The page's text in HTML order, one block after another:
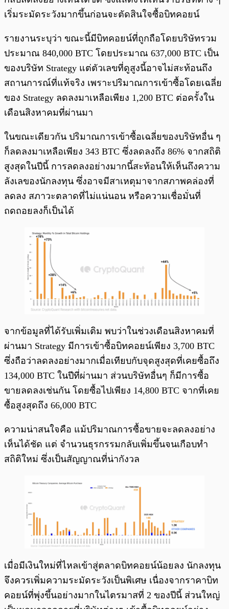
เริ่มระมัดระวังมากขึ้นก่อนจะตัดสินใจซื้อบิทคอยน์
รายงานระบุว่า ขณะนี้มีบิทคอยน์ที่ถูกถือโดยบริษัทรวม
ประมาณ 840,000 BTC โดยประมาณ 637,000 BTC เป็น
ของบริษัท Strategy แต่ตัวเลขที่ดูสูงนี้อาจไม่สะท้อนถึง
สถานการณ์ที่แท้จริง เพราะปริมาณการเข้าซื้อโดยเฉลี่ย
ของ Strategy ลดลงมาเหลือเพียง 1,200 BTC ต่อครั้งใน
เดือนสิงหาคมที่ผ่านมา
ในขณะเดียวกัน ปริมาณการเข้าซื้อเฉลี่ยของบริษัทอื่น ๆ
ก็ลดลงมาเหลือเพียง 343 BTC ซึ่งลดลงถึง 86% จากสถิติ
สูงสุดในปีนี้ การลดลงอย่างมากนี้สะท้อนให้เห็นถึงความ
ลังเลของนักลงทุน ซึ่งอาจมีสาเหตุมาจากสภาพคล่องที่
ลดลง สภาวะตลาดที่ไม่แน่นอน หรือความเชื่อมั่นที่
ถดถอยลงก็เป็นได้
จากข้อมูลที่ได้รับเพิ่มเติม พบว่าในช่วงเดือนสิงหาคมที่
ผ่านมา Strategy มีการเข้าซื้อบิทคอยน์เพียง 3,700 BTC
ซึ่งถือว่าลดลงอย่างมากเมื่อเทียบกับจุดสูงสุดที่เคยซื้อถึง
134,000 BTC ในปีที่ผ่านมา ส่วนบริษัทอื่นๆ ก็มีการซื้อ
ขายลดลงเช่นกัน โดยซื้อไปเพียง 14,800 BTC จากที่เคย
ซื้อสูงสุดถึง 66,000 BTC
ความน่าสนใจคือ แม้ปริมาณการซื้อขายจะลดลงอย่าง
เห็นได้ชัด แต่ จำนวนธุรกรรมกลับเพิ่มขึ้นจนเกือบทำ
สถิติใหม่ ซึ่งเป็นสัญญาณที่น่ากังวล
เมื่อมีเงินใหม่ที่ไหลเข้าสู่ตลาดบิทคอยน์น้อยลง นักลงทุน
จึงควรเพิ่มความระมัดระวังเป็นพิเศษ เนื่องจากราคาบิท
คอยน์ที่พุ่งขึ้นอย่างมากในไตรมาสที่ 2 ของปีนี้ ส่วนใหญ่